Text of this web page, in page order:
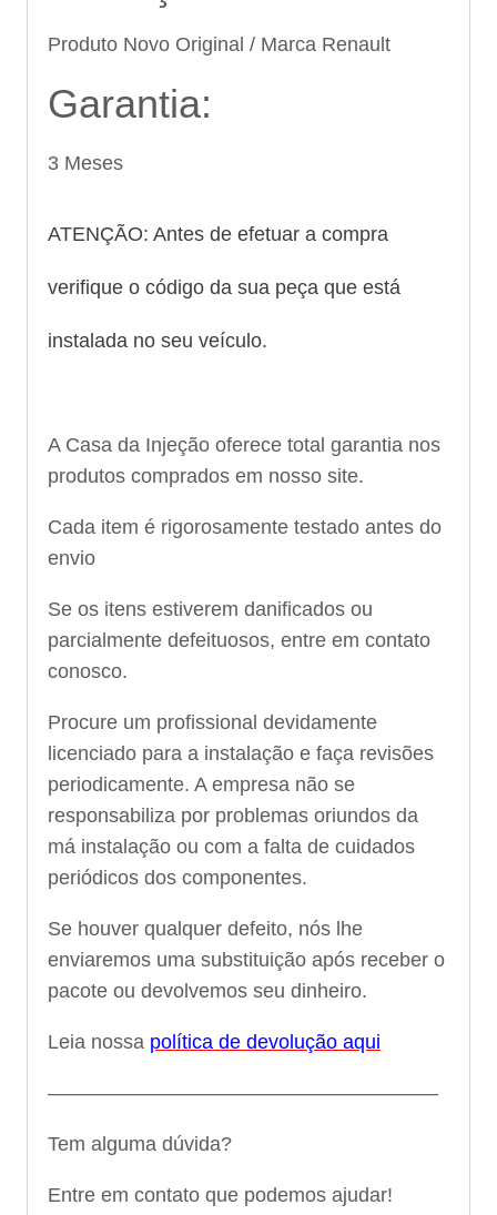
Produto Novo Original / Marca Renault
Garantia:
3 Meses
ATENÇÃO: Antes de efetuar a compra
verifique o código da sua peça que está
instalada no seu veículo.
A Casa da Injeção oferece total garantia nos
produtos comprados em nosso site.
Cada item é rigorosamente testado antes do
envio
Se os itens estiverem danificados ou
parcialmente defeituosos, entre em contato
conosco.
Procure um profissional devidamente
licenciado para a instalação e faça revisões
periodicamente. A empresa não se
responsabiliza por problemas oriundos da
má instalação ou com a falta de cuidados
periódicos dos componentes.
Se houver qualquer defeito, nós lhe
enviaremos uma substituição após receber o
pacote ou devolvemos seu dinheiro.
Leia nossa política de devolução aqui
———————————————————–
Tem alguma dúvida?
Entre em contato que podemos ajudar!